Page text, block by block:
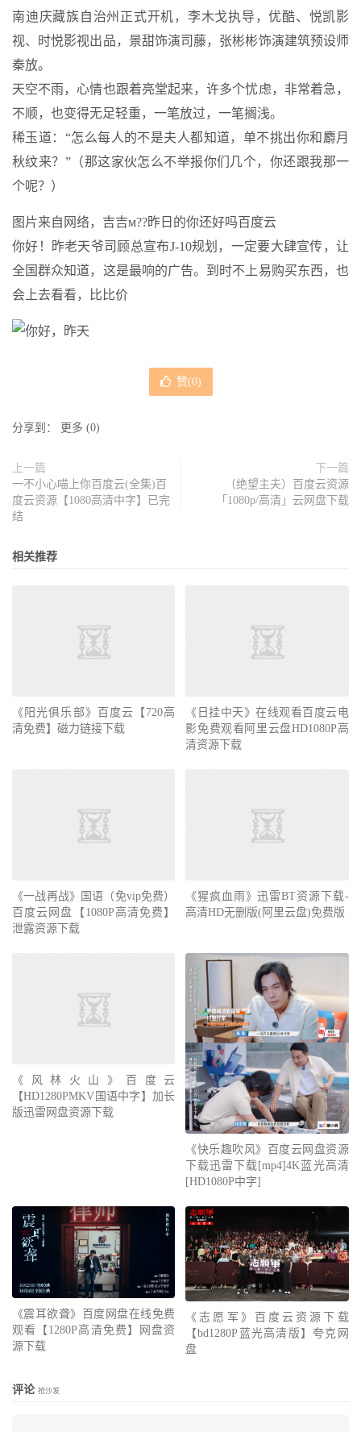
南迪庆藏族自治州正式开机，李木戈执导，优酷、悦凯影
视、时悦影视出品，景甜饰演司藤，张彬彬饰演建筑预设师
秦放。
天空不雨，心情也跟着亮堂起来，许多个忧虑，非常着急，
不顺，也变得无足轻重，一笔放过，一笔搁浅。
稀玉道：“怎么每人的不是夫人都知道，单不挑出你和麝月
秋纹来？”（那这家伙怎么不举报你们几个，你还跟我那一
个呢？）
图片来自网络，吉吉м??昨日的你还好吗百度云
你好！昨老天爷司顾总宣布J-10规划，一定要大肆宣传，让
全国群众知道，这是最响的广告。到时不上易购买东西，也
会上去看看，比比价
赞(0)
分享到： 更多 (0)
上一篇
一不小心喵上你百度云(全集)百
度云资源【1080高清中字】已完
结
下一篇
（绝望主夫）百度云资源
「1080p/高清」云网盘下载
相关推荐
《阳光俱乐部》百度云【720高
清免费】磁力链接下载
《日挂中天》在线观看百度云电
影免费观看阿里云盘HD1080P高
清资源下载
《一战再战》国语（免vip免费）
百度云网盘【1080P高清免费】
泄露资源下载
《猩疯血雨》迅雷BT资源下载-
高清HD无删版(阿里云盘)免费版
《风林火山》百度云
【HD1280PMKV国语中字】加长
版迅雷网盘资源下载
《快乐趣吹风》百度云网盘资源
下载迅雷下载[mp4]4K蓝光高清
[HD1080P中字]
《震耳欲聋》百度网盘在线免费
观看【1280P高清免费】网盘资
源下载
《志愿军》百度云资源下载
【bd1280P蓝光高清版】夸克网
盘
评论 抢沙发